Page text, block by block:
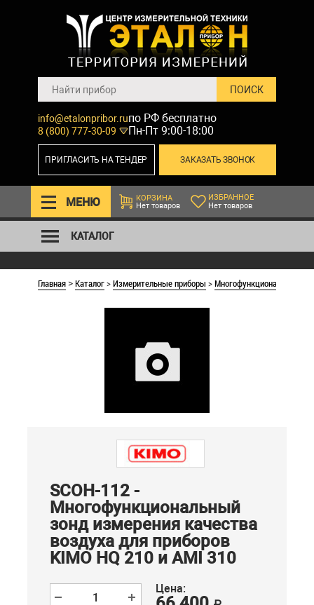
info@etalonpribor.ru
8 (800) 777-30-09
по РФ бесплатно
Пн-Пт 9:00-18:00
ЗАКАЗАТЬ ЗВОНОК
ПРИГЛАСИТЬ НА ТЕНДЕР
МЕНЮ
КОРЗИНА
Нет товаров
ИЗБРАННОЕ
Нет товаров
КАТАЛОГ
Главная >Каталог>Измерительные приборы >Многофункциональные
SCOH-112 -
Многофункциональный
зонд измерения качества
воздуха для приборов
KIMO HQ 210 и AMI 310
Цена: